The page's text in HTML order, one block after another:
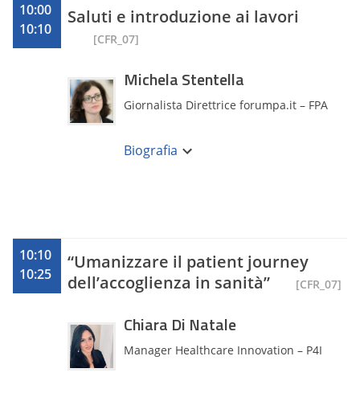
10:00
10:10
Saluti e introduzione ai lavori
[CFR_07]
Michela Stentella
Giornalista Direttrice forumpa.it – FPA
in redazione multimediale, è
responsabile della redazione di FPA
Biografia
10:10
10:25
“Umanizzare il patient journey
dell’accoglienza in sanità”
[CFR_07]
Chiara Di Natale
Manager Healthcare Innovation – P4I